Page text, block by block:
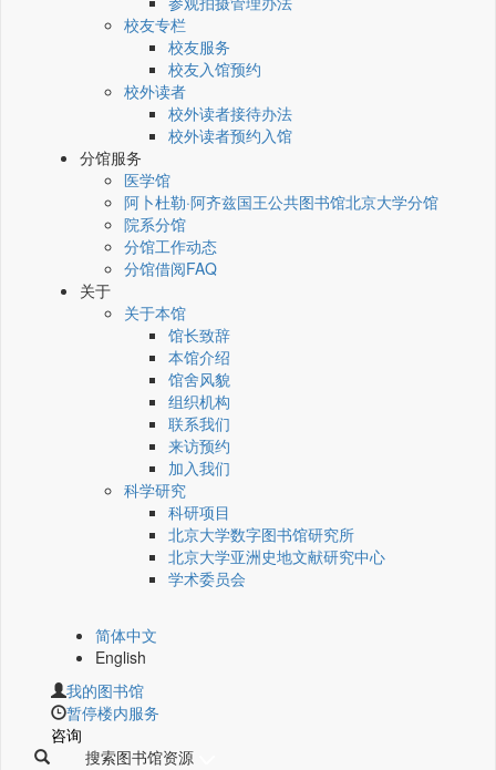
校友专栏
校友服务
校友入馆预约
校外读者
校外读者接待办法
校外读者预约入馆
分馆服务
医学馆
阿卜杜勒·阿齐兹国王公共图书馆北京大学分馆
院系分馆
分馆工作动态
分馆借阅FAQ
关于
关于本馆
馆长致辞
本馆介绍
馆舍风貌
组织机构
联系我们
来访预约
加入我们
科学研究
科研项目
北京大学数字图书馆研究所
北京大学亚洲史地文献研究中心
学术委员会
简体中文
English
我的图书馆
暂停楼内服务
咨询
搜索图书馆资源